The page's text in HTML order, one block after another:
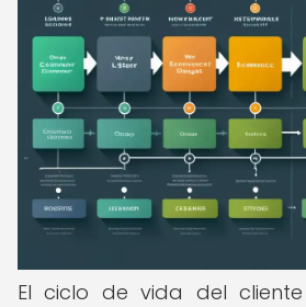
El ciclo de vida del